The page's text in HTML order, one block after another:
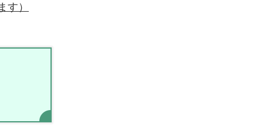
）